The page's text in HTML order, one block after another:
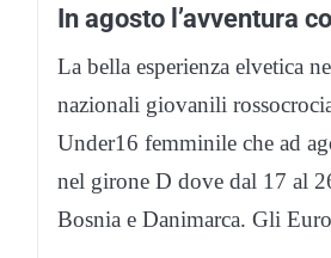
In agosto l’avventura
La bella esperienza elvetica
nazionali giovanili
Under16 femminile che ad
nel girone D dove dal 17 al
Bosnia e Danimarca. Gli